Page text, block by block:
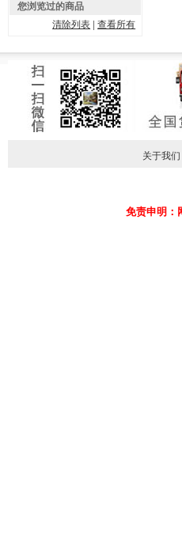
您浏览过的商品
清除列表 |查看所有
关于我们
免责申明：